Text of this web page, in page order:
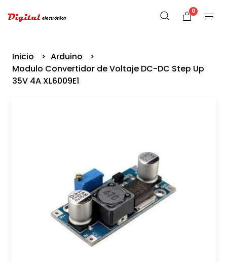
0
Inicio
Arduino
Modulo Convertidor de Voltaje DC-DC Step Up
35V 4A XL6009E1